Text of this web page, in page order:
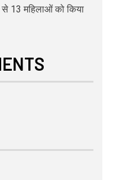
से 13 महिलाओं को किया